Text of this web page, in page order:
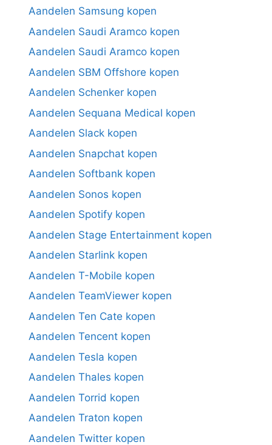
Aandelen Samsung kopen
Aandelen Saudi Aramco kopen
Aandelen Saudi Aramco kopen
Aandelen SBM Offshore kopen
Aandelen Schenker kopen
Aandelen Sequana Medical kopen
Aandelen Slack kopen
Aandelen Snapchat kopen
Aandelen Softbank kopen
Aandelen Sonos kopen
Aandelen Spotify kopen
Aandelen Stage Entertainment kopen
Aandelen Starlink kopen
Aandelen T-Mobile kopen
Aandelen TeamViewer kopen
Aandelen Ten Cate kopen
Aandelen Tencent kopen
Aandelen Tesla kopen
Aandelen Thales kopen
Aandelen Torrid kopen
Aandelen Traton kopen
Aandelen Twitter kopen